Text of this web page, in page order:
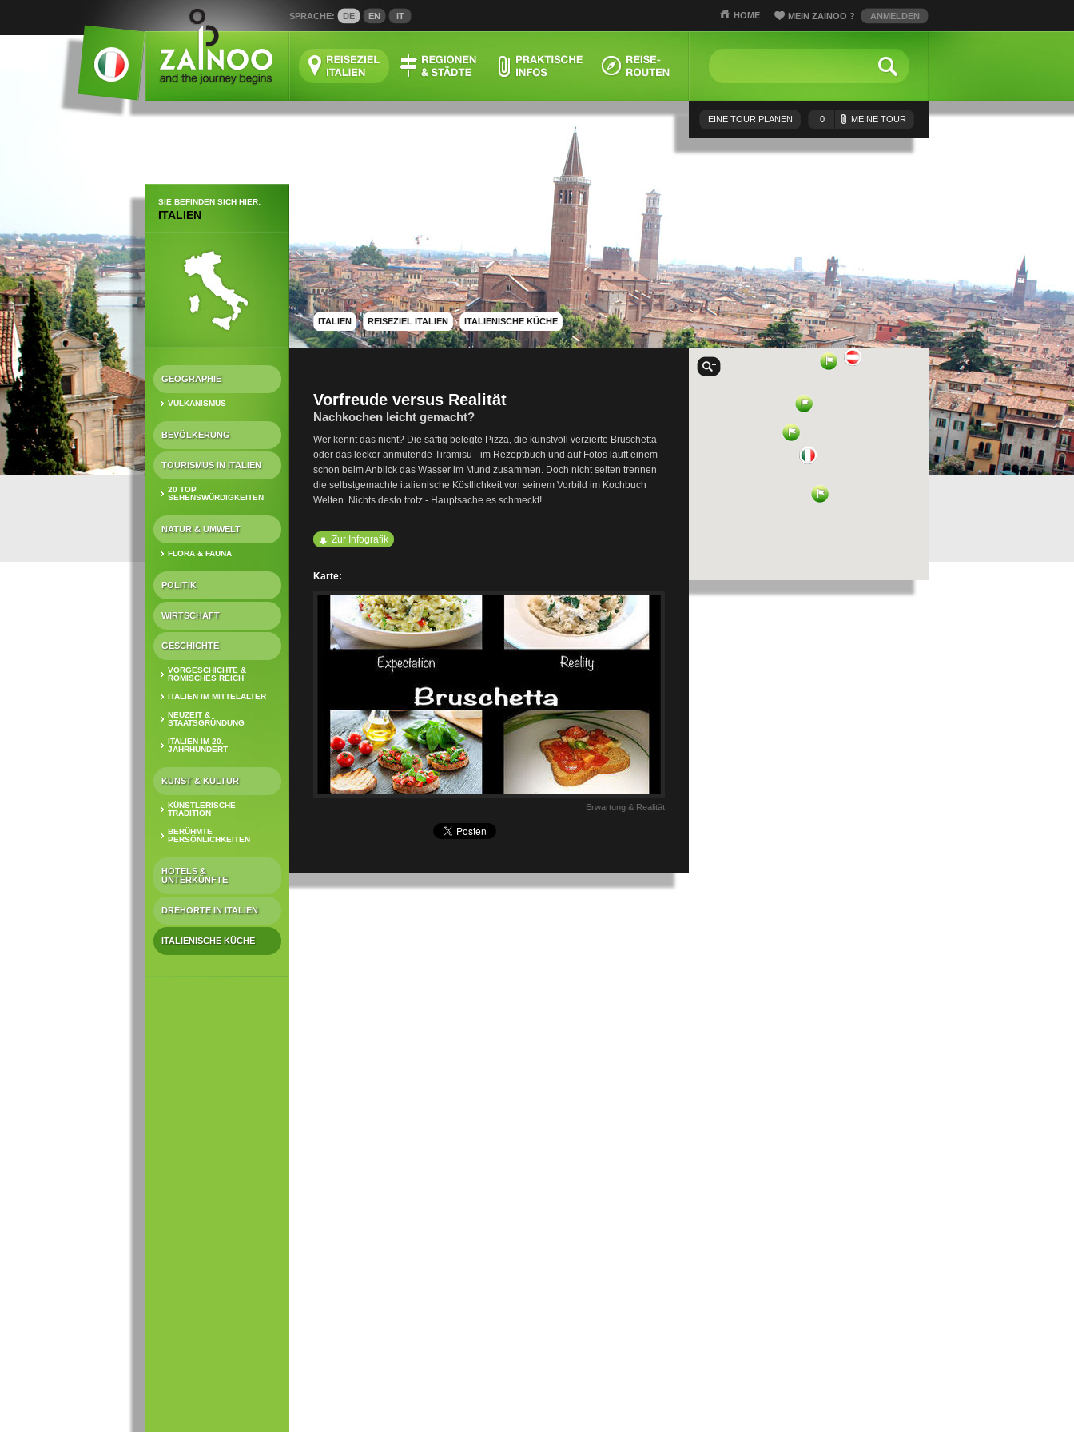
SIE BEFINDEN SICH HIER:
ITALIEN
GEOGRAPHIE
VULKANISMUS
BEVÖLKERUNG
TOURISMUS IN ITALIEN
20 TOP
SEHENSWÜRDIGKEITEN
NATUR & UMWELT
FLORA & FAUNA
POLITIK
WIRTSCHAFT
GESCHICHTE
VORGESCHICHTE &
RÖMISCHES REICH
ITALIEN IM MITTELALTER
NEUZEIT &
STAATSGRÜNDUNG
ITALIEN IM 20.
JAHRHUNDERT
KUNST & KULTUR
KÜNSTLERISCHE
TRADITION
BERÜHMTE
PERSÖNLICHKEITEN
HOTELS &
UNTERKÜNFTE
DREHORTE IN ITALIEN
ITALIENISCHE KÜCHE
ITALIEN › REISEZIEL ITALIEN › ITALIENISCHE KÜCHE
Vorfreude versus Realität
Nachkochen leicht gemacht?
Wer kennt das nicht? Die saftig belegte Pizza, die kunstvoll verzierte Bruschetta
oder das lecker anmutende Tiramisu - im Rezeptbuch und auf Fotos läuft einem
schon beim Anblick das Wasser im Mund zusammen. Doch nicht selten trennen
die selbstgemachte italienische Köstlichkeit von seinem Vorbild im Kochbuch
Welten. Nichts desto trotz - Hauptsache es schmeckt!
Zur Infografik
Karte:
Erwartung & Realität
SPRACHE: DE EN IT HOME MEIN ZAINOO ? ANMELDEN
EINE TOUR PLANEN 0 MEINE TOUR